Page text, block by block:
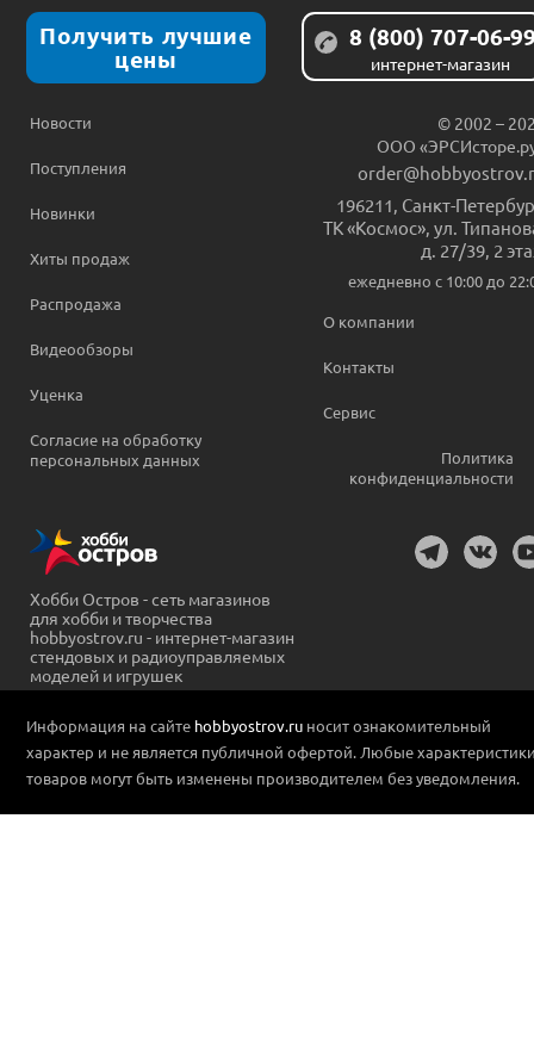
Получить лучшие
цены
8 (800) 707-06-
интернет-магазин
Новости
Поступления
Новинки
Хиты продаж
Распродажа
Видеообзоры
Уценка
Согласие на обработку
персональных данных
© 2002 –
ООО
196211, Санкт-
ТК «Космос», ул.
д. 27/39, 2
ежедневно c 10:00 до
О компании
Контакты
Сервис
Политика
конфиденциальности
Хобби Остров - сеть магазинов
для хобби и творчества
hobbyostrov.ru - интернет-магазин
стендовых и радиоуправляемых
моделей и игрушек
Информация на сайте hobbyostrov.ru носит ознакомительный
характер и не является публичной офертой. Любые
товаров могут быть изменены производителем без уведомления.